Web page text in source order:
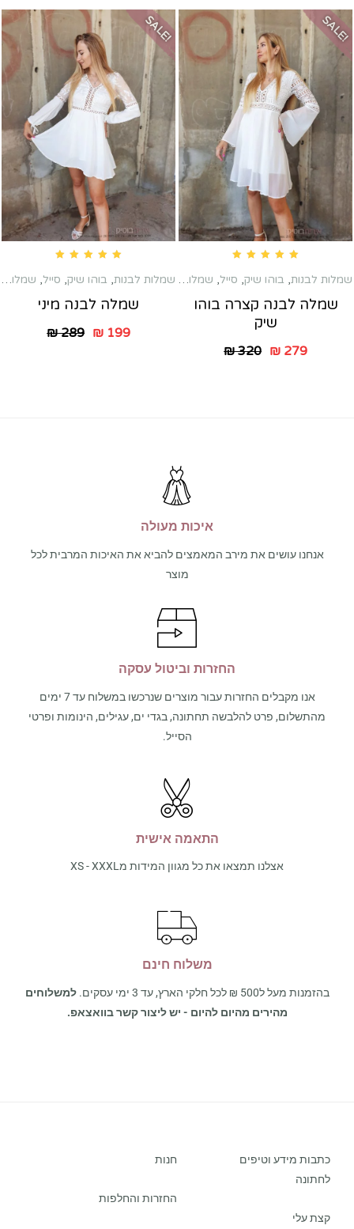
SALE!
שמלות לבנות, בוהו שיק, סייל, שמלות טראש , שמלות כלה שניה ,שמלות
שמלה לבנה קצרה בוהו
שיק
₪320 ₪279
SALE!
שמלות לבנות, בוהו שיק, סייל, שמלות טראש
שמלה לבנה מיני
₪289 ₪199
איכות מעולה
אנחנו עושים את מירב המאמצים להביא את האיכות המרבית לכל
מוצר
החזרות וביטול עסקה
אנו מקבלים החזרות עבור מוצרים שנרכשו במשלוח עד 7 ימים
מהתשלום, פרט להלבשה תחתונה, בגדי ים, עגילים, הינומות ופרטי
הסייל.
התאמה אישית
אצלנו תמצאו את כל מגוון המידות מXS - XXXL
משלוח חינם
בהזמנות מעל ל500 ₪ לכל חלקי הארץ, עד 3 ימי עסקים.
למשלוחים
מהירים מהיום להיום - יש ליצור קשר בוואצאפ.
כתבות מידע וטיפים
לחתונה
קצת עלי
חנות
החזרות והחלפות